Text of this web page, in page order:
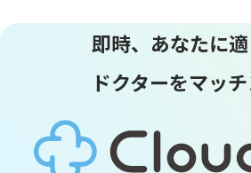
即時、あなたに
ドクターをマッ